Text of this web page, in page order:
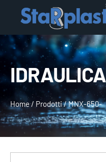
IDRAULICA
Home/ Prodotti/MNX-650-